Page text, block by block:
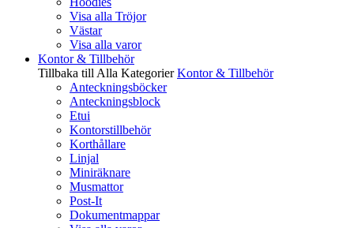
Visa alla Tröjor
Västar
Visa alla varor
Kontor & Tillbehör
Tillbaka till Alla Kategorier Kontor & Tillbehör
Anteckningsböcker
Anteckningsblock
Etui
Kontorstillbehör
Korthållare
Linjal
Miniräknare
Musmattor
Post-It
Dokumentmappar